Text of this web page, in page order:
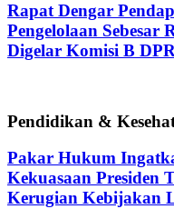
Rapat Dengar
Pengelolaan
Digelar Komisi B
Pendidikan &
Pakar Hukum
Kekuasaan Presiden
Kerugian Kebijakan